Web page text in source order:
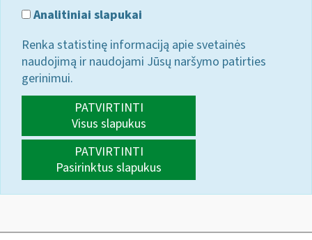
Analitiniai slapukai
Renka statistinę informaciją apie svetainės
naudojimą ir naudojami Jūsų naršymo patirties
gerinimui.
PATVIRTINTI
Visus slapukus
PATVIRTINTI
Pasirinktus slapukus